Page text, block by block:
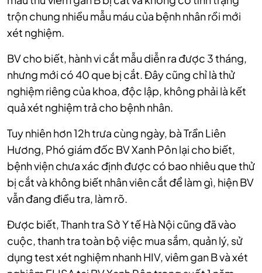
trộn chung nhiều mẫu máu của bệnh nhân rồi mới
xét nghiệm.
BV cho biết, hành vi cắt mẫu diễn ra được 3 tháng,
nhưng mới có 40 que bị cắt. Đây cũng chỉ là thử
nghiệm riêng của khoa, độc lập, không phải là kết
quả xét nghiệm trả cho bệnh nhân.
Tuy nhiên hơn 12h trưa cùng ngày, bà Trần Liên
Hương, Phó giám đốc BV Xanh Pôn lại cho biết,
bệnh viện chưa xác định được có bao nhiêu que thử
bị cắt và không biết nhân viên cắt để làm gì, hiện BV
vẫn đang điều tra, làm rõ.
Được biết, Thanh tra Sở Y tế Hà Nội cũng đã vào
cuộc, thanh tra toàn bộ việc mua sắm, quản lý, sử
dụng test xét nghiệm nhanh HIV, viêm gan B và xét